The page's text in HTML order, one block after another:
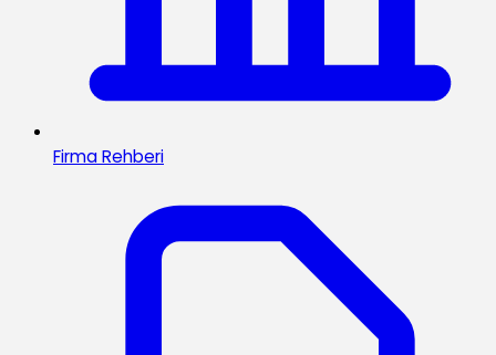
Firma Rehberi